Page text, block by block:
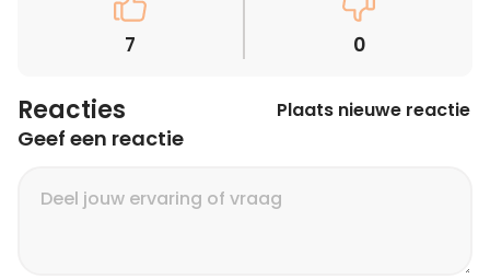
7 0
Reacties Plaats nieuwe reactie
Geef een reactie